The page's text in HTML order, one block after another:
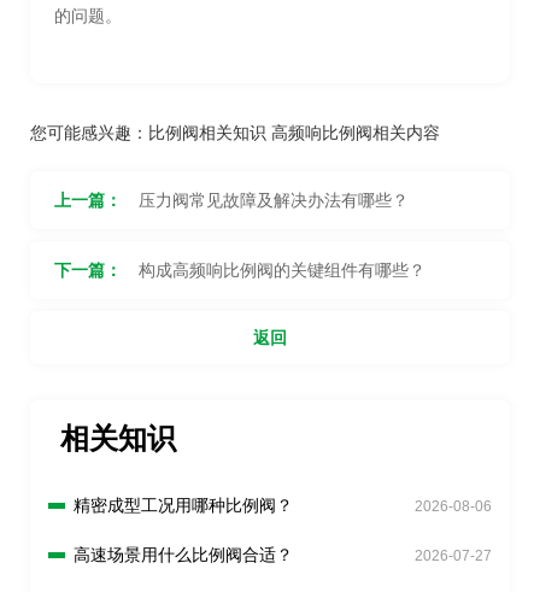
的问题。
您可能感兴趣： 比例阀相关知识 高频响比例阀相关内容
上一篇： 压力阀常见故障及解决办法有哪些？
下一篇： 构成高频响比例阀的关键组件有哪些？
返回
相关知识
精密成型工况用哪种比例阀？ 2026-08-06
高速场景用什么比例阀合适？ 2026-07-27